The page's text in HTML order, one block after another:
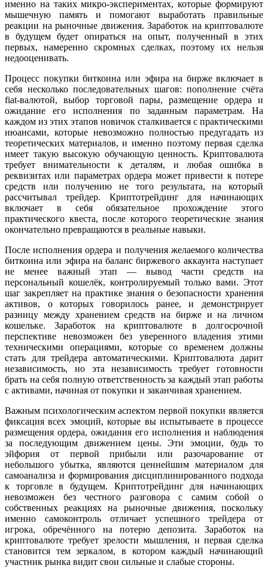
именно на таких микро-экспериментах, которые формируют
мышечную память и помогают выработать правильные
реакции на рыночные движения. Заработок на криптовалюте
в будущем будет опираться на опыт, полученный в этих
первых, намеренно скромных сделках, поэтому их нельзя
недооценивать.
Процесс покупки биткоина или эфира на бирже включает в
себя несколько последовательных шагов: пополнение счёта
fiat-валютой, выбор торговой пары, размещение ордера и
ожидание его исполнения по заданным параметрам. На
каждом из этих этапов новичок сталкивается с практическими
нюансами, которые невозможно полностью предугадать из
теоретических материалов, и именно поэтому первая сделка
имеет такую высокую обучающую ценность. Криптовалюта
требует внимательности к деталям, и любая ошибка в
реквизитах или параметрах ордера может привести к потере
средств или получению не того результата, на который
рассчитывал трейдер. Криптотрейдинг для начинающих
включает в себя обязательное прохождение этого
практического квеста, после которого теоретические знания
окончательно превращаются в реальные навыки.
После исполнения ордера и получения желаемого количества
биткоина или эфира на баланс биржевого аккаунта наступает
не менее важный этап — вывод части средств на
персональный кошелёк, контролируемый только вами. Этот
шаг закрепляет на практике знания о безопасности хранения
активов, о которых говорилось ранее, и демонстрирует
разницу между хранением средств на бирже и на личном
кошельке. Заработок на криптовалюте в долгосрочной
перспективе невозможен без уверенного владения этими
техническими операциями, которые со временем должны
стать для трейдера автоматическими. Криптовалюта дарит
независимость, но эта независимость требует готовности
брать на себя полную ответственность за каждый этап работы
с активами, начиная от покупки и заканчивая хранением.
Важным психологическим аспектом первой покупки является
фиксация всех эмоций, которые вы испытываете в процессе
размещения ордера, ожидания его исполнения и наблюдения
за последующим движением цены. Эти эмоции, будь то
эйфория от первой прибыли или разочарование от
небольшого убытка, являются ценнейшим материалом для
самоанализа и формирования дисциплинированного подхода
к торговле в будущем. Криптотрейдинг для начинающих
невозможен без честного разговора с самим собой о
собственных реакциях на рыночные движения, поскольку
именно самоконтроль отличает успешного трейдера от
игрока, обречённого на потерю депозита. Заработок на
криптовалюте требует зрелости мышления, и первая сделка
становится тем зеркалом, в котором каждый начинающий
участник рынка видит свои сильные и слабые стороны.